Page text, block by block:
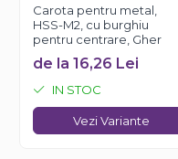
Carota pentru metal,
HSS-M2, cu burghiu
pentru centrare, Gher
de la 16,26 Lei
IN STOC
Vezi Variante